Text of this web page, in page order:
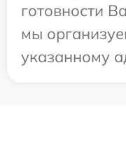
готовности
мы
указанному